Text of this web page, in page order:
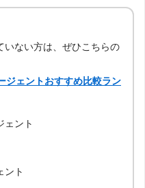
いない方は、ぜひこちらの
ジェントおすすめ比較ラン
ェント
ント